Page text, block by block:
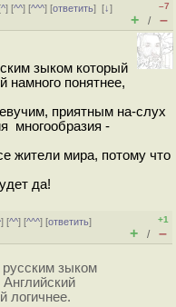
^] [^^] [^^^] [ответить][↓]
–7
+ / –
зыком который
намного понятнее,
приятным на-слух
многообразия -
жители мира, потому что
да!
] [^^] [^^^] [ответить]
+1
+ / –
русским зыком
логичнее.